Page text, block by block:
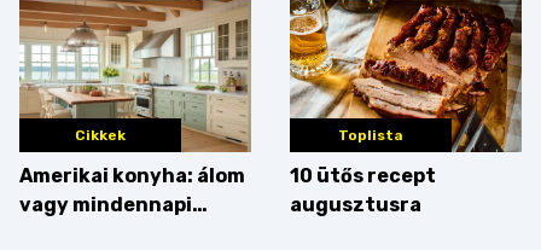
Cikkek
Amerikai konyha: álom
vagy mindennapi
Toplista
10 ütős recept
augusztusra